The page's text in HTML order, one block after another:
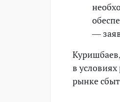
—
в
рынке